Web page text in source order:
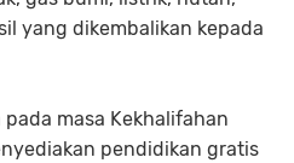
yang dikembalikan kepada
masa Kekhalifahan
pendidikan gratis